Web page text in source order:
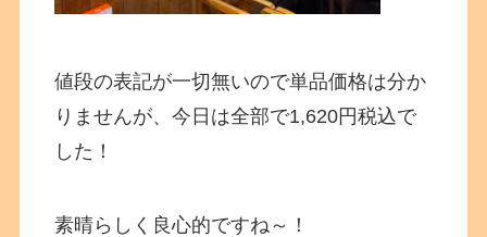
値段の表記が一切無いので単品価格は分か
りませんが、今日は全部で1,620円税込で
した！
素晴らしく良心的ですね～！